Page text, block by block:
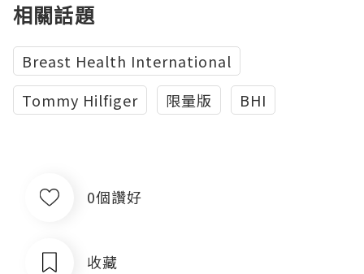
相關話題
Breast Health International
Tommy Hilfiger
限量版 BHI
0個讚好
收藏